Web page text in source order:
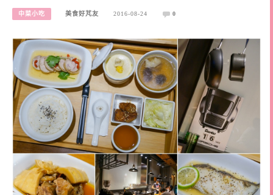
中菜小吃 美食好芃友 2016-08-24 0